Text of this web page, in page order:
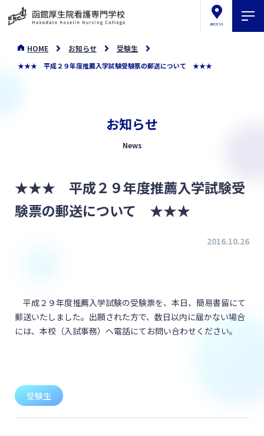
access
HOME お知らせ 受験生
★★★ 平成２９年度推薦入学試験受験票の郵送について ★★★
お知らせ
News
★★★ 平成２９年度推薦入学試験受
験票の郵送について ★★★
2016.10.26
平成２９年度推薦入学試験の受験票を、本日、簡易書留にて
郵送いたしました。出願された方で、数日以内に届かない場合
には、本校（入試事務）へ電話にてお問い合わせください。
受験生